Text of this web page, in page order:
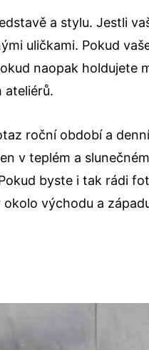
a stylu. Jestli
uličkami. Pokud
naopak holdujete
ateliérů.
roční období a
v teplém a
byste i tak rádi
východu a